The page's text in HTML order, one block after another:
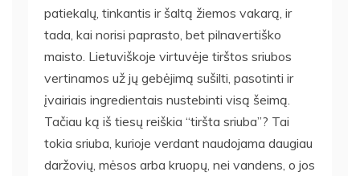
patiekalų, tinkantis ir šaltą žiemos vakarą, ir
tada, kai norisi paprasto, bet pilnavertiško
maisto. Lietuviškoje virtuvėje tirštos sriubos
vertinamos už jų gebėjimą sušilti, pasotinti ir
įvairiais ingredientais nustebinti visą šeimą.
Tačiau ką iš tiesų reiškia “tiršta sriuba”? Tai
tokia sriuba, kurioje verdant naudojama daugiau
daržovių, mėsos arba kruopų, nei vandens, o jos